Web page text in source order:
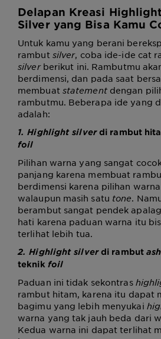
Delapan Kreasi
Silveryang Bisa Kamu
Untuk kamu yang berani
rambut silver, coba ide-ide cat
silverberikut ini. Rambutmu
berdimensi, dan pada saat
membuat statementdengan
rambutmu. Beberapa ide yang
adalah:
1. Highlight silverdi rambut
foil
Pilihan warna yang sangat
panjang karena membuat
berdimensi karena pilihan
walaupun masih satu tone.
berambut sangat pendek
hati karena paduan warna itu
terlihat lebih tua.
2. Highlight silverdi rambut
teknik foil
Paduan ini tidak sekontras
rambut hitam, karena itu dapat
bagimu yang lebih menyukai
warna yang tak jauh beda dari
Kedua warna ini dapat terlihat